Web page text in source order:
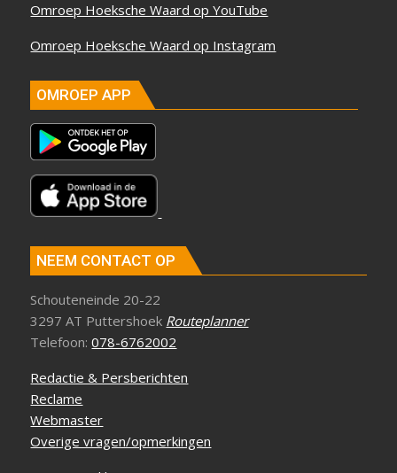
Omroep Hoeksche Waard op YouTube
Omroep Hoeksche Waard op Instagram
OMROEP APP
NEEM CONTACT OP
Schouteneinde 20-22
3297 AT Puttershoek Routeplanner
Telefoon:078-6762002
Redactie & Persberichten
Reclame
Webmaster
Overige vragen/opmerkingen